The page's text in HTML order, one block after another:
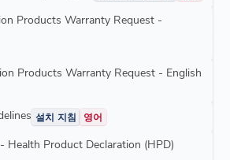
Products Warranty Request -
Products Warranty Request - English
설치 지침 영어
Health Product Declaration (HPD)